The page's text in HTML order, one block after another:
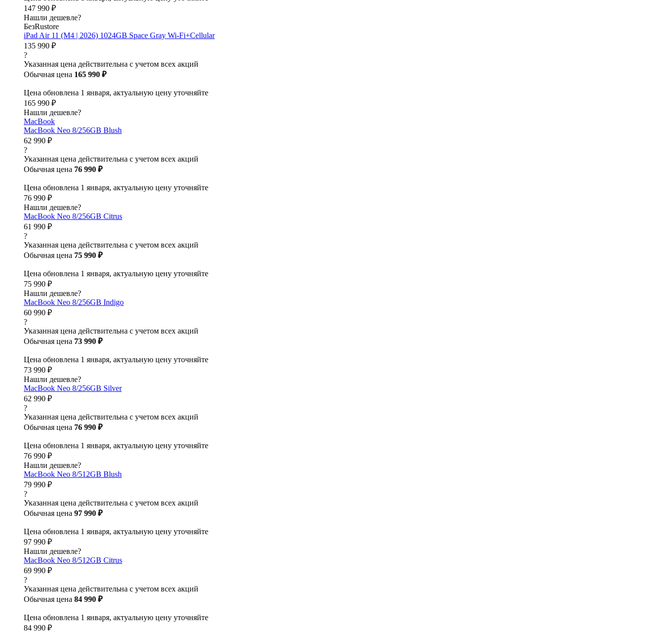
147 990 ₽
Нашли дешевле?
БезRustore
iPad Air 11 (M4 | 2026) 1024GB Space Gray Wi-Fi+Cellular
135 990 ₽
?
Указанная цена действительна с учетом всех акций
Обычная цена 165 990 ₽
Цена обновлена 1 января, актуальную цену уточняйте
165 990 ₽
Нашли дешевле?
MacBook
MacBook Neo 8/256GB Blush
62 990 ₽
?
Указанная цена действительна с учетом всех акций
Обычная цена 76 990 ₽
Цена обновлена 1 января, актуальную цену уточняйте
76 990 ₽
Нашли дешевле?
MacBook Neo 8/256GB Citrus
61 990 ₽
?
Указанная цена действительна с учетом всех акций
Обычная цена 75 990 ₽
Цена обновлена 1 января, актуальную цену уточняйте
75 990 ₽
Нашли дешевле?
MacBook Neo 8/256GB Indigo
60 990 ₽
?
Указанная цена действительна с учетом всех акций
Обычная цена 73 990 ₽
Цена обновлена 1 января, актуальную цену уточняйте
73 990 ₽
Нашли дешевле?
MacBook Neo 8/256GB Silver
62 990 ₽
?
Указанная цена действительна с учетом всех акций
Обычная цена 76 990 ₽
Цена обновлена 1 января, актуальную цену уточняйте
76 990 ₽
Нашли дешевле?
MacBook Neo 8/512GB Blush
79 990 ₽
?
Указанная цена действительна с учетом всех акций
Обычная цена 97 990 ₽
Цена обновлена 1 января, актуальную цену уточняйте
97 990 ₽
Нашли дешевле?
MacBook Neo 8/512GB Citrus
69 990 ₽
?
Указанная цена действительна с учетом всех акций
Обычная цена 84 990 ₽
Цена обновлена 1 января, актуальную цену уточняйте
84 990 ₽